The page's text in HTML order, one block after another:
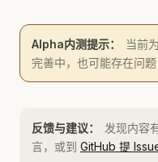
Alpha内测提示：
当前
完善中，也可能存在问
反馈与建议：
发现内容
言，或到 GitHub 提